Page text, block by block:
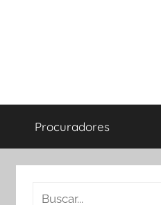
Procuradores
Buscar: